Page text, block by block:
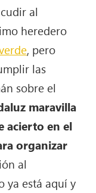
al
heredero
, pero
las
sobre el
maravilla
acierto en el
organizar
al
ya está aquí y